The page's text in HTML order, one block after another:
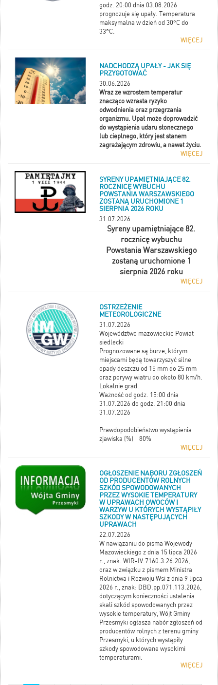
godz. 20:00 dnia 03.08.2026
prognozuje się upały. Temperatura
maksymalna w dzień od 30°C do
33°C.
WIĘCEJ
NADCHODZĄ UPAŁY - JAK SIĘ
PRZYGOTOWAĆ
30.06.2026
Wraz ze wzrostem temperatur
znacząco wzrasta ryzyko
odwodnienia oraz przegrzania
organizmu. Upał może doprowadzić
do wystąpienia udaru słonecznego
lub cieplnego, który jest stanem
zagrażającym zdrowiu, a nawet życiu.
WIĘCEJ
SYRENY UPAMIĘTNIAJĄCE 82.
ROCZNICĘ WYBUCHU
POWSTANIA WARSZAWSKIEGO
ZOSTANĄ URUCHOMIONE 1
SIERPNIA 2026 ROKU
31.07.2026
Syreny upamiętniające 82.
rocznicę wybuchu
Powstania Warszawskiego
zostaną uruchomione 1
sierpnia 2026 roku
WIĘCEJ
OSTRZEŻENIE
METEOROLOGICZNE
31.07.2026
Województwo mazowieckie Powiat
siedlecki
Prognozowane są burze, którym
miejscami będą towarzyszyć silne
opady deszczu od 15 mm do 25 mm
oraz porywy wiatru do około 80 km/h.
Lokalnie grad.
Ważność od godz. 15:00 dnia
31.07.2026 do godz. 21:00 dnia
31.07.2026
Prawdopodobieństwo wystąpienia
zjawiska (%) 80%
WIĘCEJ
OGŁOSZENIE NABORU ZGŁOSZEŃ
OD PRODUCENTÓW ROLNYCH
SZKÓD SPOWODOWANYCH
PRZEZ WYSOKIE TEMPERATURY
W UPRAWACH OWOCÓW I
WARZYW U KTÓRYCH WYSTĄPIŁY
SZKODY W NASTĘPUJĄCYCH
UPRAWACH
22.07.2026
W nawiązaniu do pisma Wojewody
Mazowieckiego z dnia 15 lipca 2026
r., znak: WIR-IV.7160.3.26.2026,
oraz w związku z pismem Ministra
Rolnictwa i Rozwoju Wsi z dnia 9 lipca
2026 r., znak: DBD.pp.071.113.2026,
dotyczącym konieczności ustalenia
skali szkód spowodowanych przez
wysokie temperatury, Wójt Gminy
Przesmyki ogłasza nabór zgłoszeń od
producentów rolnych z terenu gminy
Przesmyki, u których wystąpiły
szkody spowodowane wysokimi
temperaturami.
WIĘCEJ